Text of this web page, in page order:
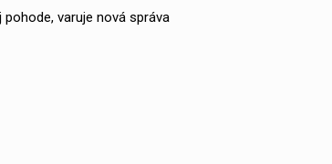
varuje nová správa